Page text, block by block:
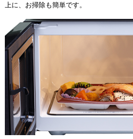
上に、お掃除も簡単です。